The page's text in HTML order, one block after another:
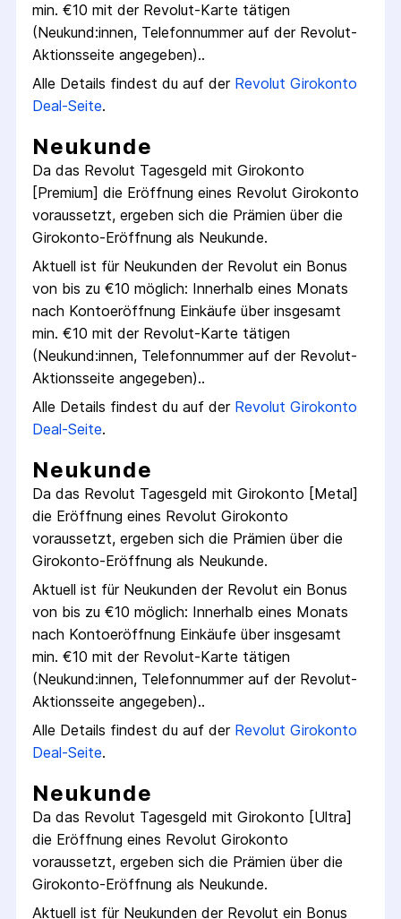
min. €10 mit der Revolut-Karte tätigen
(Neukund:innen, Telefon­nummer auf der Revolut-
Aktions­seite angegeben)..
Alle Details findest du auf der Revolut Girokonto
Deal-Seite.
Neukunde
Da das Revolut Tagesgeld mit Girokonto
[Premium] die Eröffnung eines Revolut Girokonto
voraussetzt, ergeben sich die Prämien über die
Girokonto-Eröffnung als Neukunde.
Aktuell ist für Neukunden der Revolut ein Bonus
von bis zu €10 möglich: Innerhalb eines Monats
nach Konto­eröffnung Einkäufe über insgesamt
min. €10 mit der Revolut-Karte tätigen
(Neukund:innen, Telefon­nummer auf der Revolut-
Aktions­seite angegeben)..
Alle Details findest du auf der Revolut Girokonto
Deal-Seite.
Neukunde
Da das Revolut Tagesgeld mit Girokonto [Metal]
die Eröffnung eines Revolut Girokonto
voraussetzt, ergeben sich die Prämien über die
Girokonto-Eröffnung als Neukunde.
Aktuell ist für Neukunden der Revolut ein Bonus
von bis zu €10 möglich: Innerhalb eines Monats
nach Konto­eröffnung Einkäufe über insgesamt
min. €10 mit der Revolut-Karte tätigen
(Neukund:innen, Telefon­nummer auf der Revolut-
Aktions­seite angegeben)..
Alle Details findest du auf der Revolut Girokonto
Deal-Seite.
Neukunde
Da das Revolut Tagesgeld mit Girokonto [Ultra]
die Eröffnung eines Revolut Girokonto
voraussetzt, ergeben sich die Prämien über die
Girokonto-Eröffnung als Neukunde.
Aktuell ist für Neukunden der Revolut ein Bonus